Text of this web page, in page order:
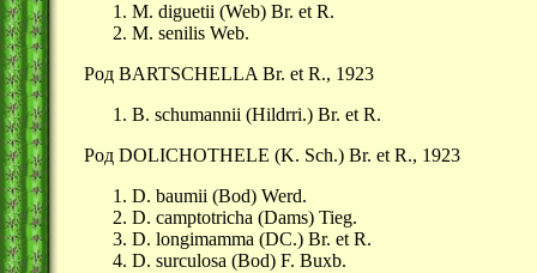
M. diguetii (Web) Br. et R.
M. senilis Web.
Род BARTSCHELLA Br. et R., 1923
B. schumannii (Hildrri.) Br. et R.
Род DOLICHOTHELE (K. Sch.) Br. et R., 1923
D. baumii (Bod) Werd.
D. camptotricha (Dams) Tieg.
D. longimamma (DC.) Br. et R.
D. surculosa (Bod) F. Buxb.